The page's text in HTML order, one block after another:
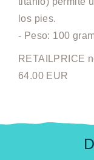
los pies.
- Peso: 100
RETAILPRICE
64.00 EUR